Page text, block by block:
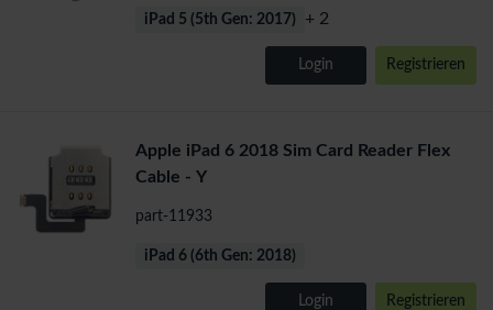
iPad 5 (5th Gen: 2017) + 2
Login Registrieren
Apple iPad 6 2018 Sim Card Reader Flex
Cable - Y
part-11933
iPad 6 (6th Gen: 2018)
Login Registrieren